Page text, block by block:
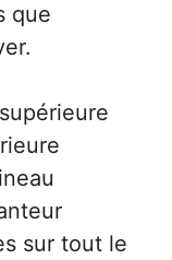
que
sur tout le